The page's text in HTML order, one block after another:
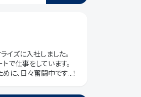
ズに入社しました。
で仕事をしています。
に、日々奮闘中です...！